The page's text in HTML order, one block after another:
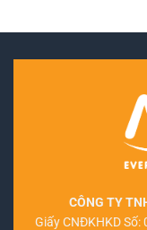
CÔNG TY
Giấy CNĐKHKD